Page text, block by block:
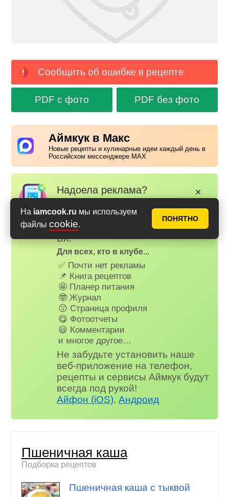
На iamcook.ru мы используем
файлы cookie.
ПОНЯТНО
Сообщить об ошибке в рецепте
PDF с фото PDF без фото
Аймкук в Макс
Новые рецепты и кулинарные идеи каждый день в
Российском мессенджере MAX
Надоела реклама?
зарегистируйтесь
войдите
на наш сайт через Яндекс или
ВК.
Для всех, кто в клубе...
✅ Почти нет рекламы
📌 Книга рецептов
🤩 Планер питания
🤓 Журнал
😗 Страница профиля
😋 Фотоотчеты
😃 Комментарии
и многое другое…
Не забудьте установить наше
веб-приложение на телефон,
рецепты и сервисы Аймкук будут
всегда под рукой!
Айфон (iOS),Андроид
✕
Пшеничная каша
Подборка рецептов
Пшеничная каша с тыквой